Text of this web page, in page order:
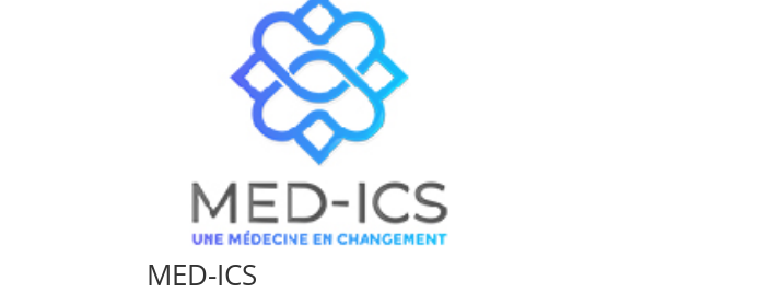
MED-ICS